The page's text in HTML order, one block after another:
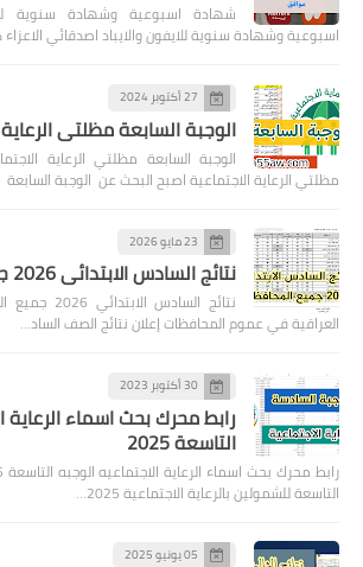
شهادة اسبوعية وشهادة سنوية
اسبوعية وشهادة سنوية للايفون والايباد اصدقائي
27 أكتوبر 2024
الوجبة السابعة مظلتي
الوجبة السابعة مظلتي الرعاية
مظلتي الرعاية الاجتماعية اصبح البحث عن الوجبة
23 مايو 2026
نتائج السادس الابتدائي 2026 جميع المحافظات
نتائج
العراقية في عموم المحافظات إعلان نتائج الصف الساد…
30 أكتوبر 2023
رابط محرك بحث اسماء الرعاية
التاسعة 2025
التاسعة للشمولين بالرعاية الاجتماعية 2025…
05 يونيو 2025